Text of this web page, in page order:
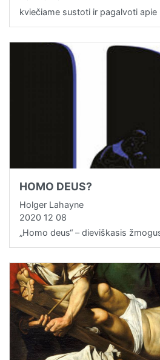
kviečiame sustoti ir pagalvoti
HOMO DEUS?
Holger Lahayne
2020 12 08
„Homo deus“ – dieviškasis